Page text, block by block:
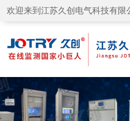
欢迎来到江苏久创电气科技有限